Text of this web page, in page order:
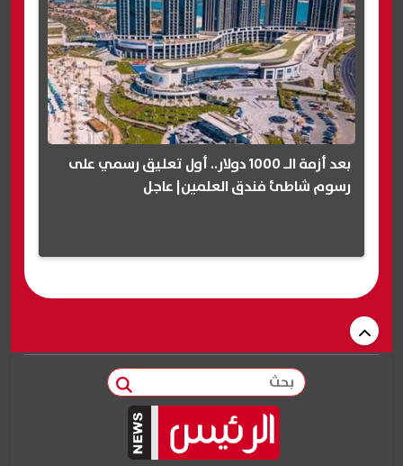
بعد أزمة الـ 1000 دولار.. أول تعليق رسمي على
رسوم شاطئ فندق العلمين| عاجل
بحث